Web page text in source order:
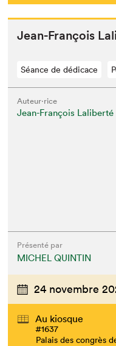
Jean-François
Séance de dédicace
Auteur·rice
Jean-François Laliberté
Présenté par
MICHEL QUINTIN
24 novembre
Au kiosque
#1637
Palais des congrès